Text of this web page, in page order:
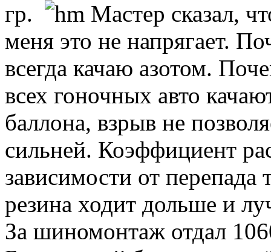
гр.
Мастер сказал,
меня это не напрягает.
всегда качаю азотом.
всех гоночных авто
баллона, взрыв не
сильней. Коэффициент
зависимости от перепада
резина ходит дольше и
За шиномонтаж отдал